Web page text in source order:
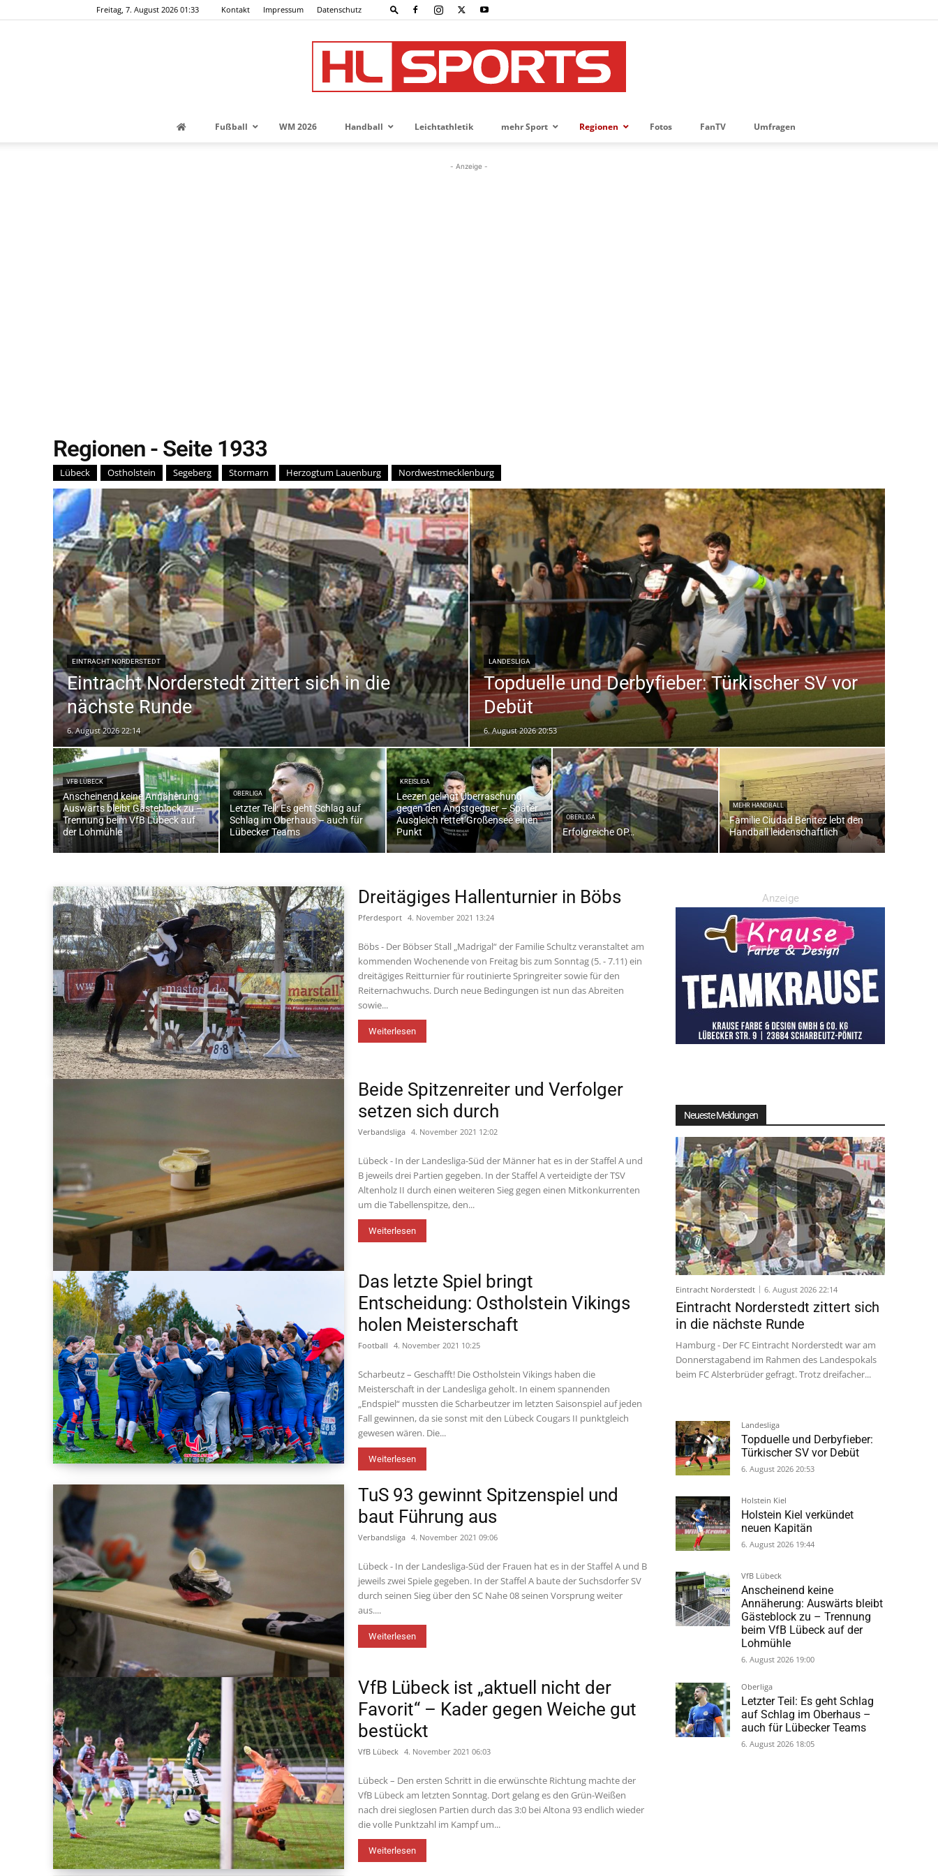
Freitag, 7. August 2026 01:33 Kontakt Impressum Datenschutz
News
für
die
Region
Fußball WM 2026 Handball Leichtathletik mehr Sport Regionen Fotos FanTV Umfragen
- Anzeige -
Regionen - Seite 1933
Lübeck Ostholstein Segeberg Stormarn Herzogtum Lauenburg Nordwestmecklenburg
EINTRACHT NORDERSTEDT
Eintracht Norderstedt zittert sich in die
nächste Runde
6. August 2026 22:14
LANDESLIGA
Topduelle und Derbyfieber: Türkischer SV vor
Debüt
6. August 2026 20:53
VFB LÜBECK
Anscheinend keine Annäherung:
Auswärts bleibt Gästeblock zu –
Trennung beim VfB Lübeck auf
der Lohmühle
OBERLIGA
Letzter Teil: Es geht Schlag auf
Schlag im Oberhaus – auch für
Lübecker Teams
KREISLIGA
Leezen gelingt Überraschung
gegen den Angstgegner – Später
Ausgleich rettet Großensee einen
Punkt
OBERLIGA
Erfolgreiche OP…
MEHR HANDBALL
Familie Ciudad Benitez lebt den
Handball leidenschaftlich
Dreitägiges Hallenturnier in Böbs
Pferdesport 4. November 2021 13:24
Böbs - Der Böbser Stall „Madrigal“ der Familie Schultz veranstaltet am
kommenden Wochenende von Freitag bis zum Sonntag (5. - 7.11) ein
dreitägiges Reitturnier für routinierte Springreiter sowie für den
Reiternachwuchs. Durch neue Bedingungen ist nun das Abreiten
sowie...
Weiterlesen
Beide Spitzenreiter und Verfolger
setzen sich durch
Verbandsliga 4. November 2021 12:02
Lübeck - In der Landesliga-Süd der Männer hat es in der Staffel A und
B jeweils drei Partien gegeben. In der Staffel A verteidigte der TSV
Altenholz II durch einen weiteren Sieg gegen einen Mitkonkurrenten
um die Tabellenspitze, den...
Weiterlesen
Das letzte Spiel bringt
Entscheidung: Ostholstein Vikings
holen Meisterschaft
Football 4. November 2021 10:25
Scharbeutz – Geschafft! Die Ostholstein Vikings haben die
Meisterschaft in der Landesliga geholt. In einem spannenden
„Endspiel“ mussten die Scharbeutzer im letzten Saisonspiel auf jeden
Fall gewinnen, da sie sonst mit den Lübeck Cougars II punktgleich
gewesen wären. Die...
Weiterlesen
TuS 93 gewinnt Spitzenspiel und
baut Führung aus
Verbandsliga 4. November 2021 09:06
Lübeck - In der Landesliga-Süd der Frauen hat es in der Staffel A und B
jeweils zwei Spiele gegeben. In der Staffel A baute der Suchsdorfer SV
durch seinen Sieg über den SC Nahe 08 seinen Vorsprung weiter
aus....
Weiterlesen
VfB Lübeck ist „aktuell nicht der
Favorit“ – Kader gegen Weiche gut
bestückt
VfB Lübeck 4. November 2021 06:03
Lübeck – Den ersten Schritt in die erwünschte Richtung machte der
VfB Lübeck am letzten Sonntag. Dort gelang es den Grün-Weißen
nach drei sieglosen Partien durch das 3:0 bei Altona 93 endlich wieder
die volle Punktzahl im Kampf um...
Weiterlesen
Anzeige
Neueste Meldungen
Eintracht Norderstedt 6. August 2026 22:14
Eintracht Norderstedt zittert sich
Donnerstagabend im Rahmen des Landespokals
beim FC Alsterbrüder gefragt. Trotz dreifacher...
Landesliga
Topduelle und Derbyfieber:
Türkischer SV vor Debüt
6. August 2026 20:53
Holstein Kiel
Holstein Kiel verkündet
neuen Kapitän
6. August 2026 19:44
VfB Lübeck
Anscheinend keine
Gästeblock zu – Trennung
beim VfB Lübeck auf der
Lohmühle
6. August 2026 19:00